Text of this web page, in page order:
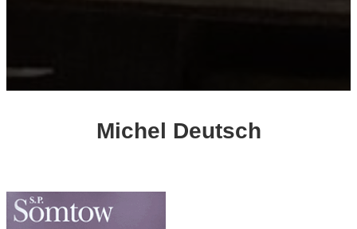
Michel Deutsch